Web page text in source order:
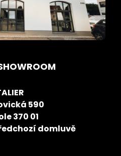
590
370 01
domluvě